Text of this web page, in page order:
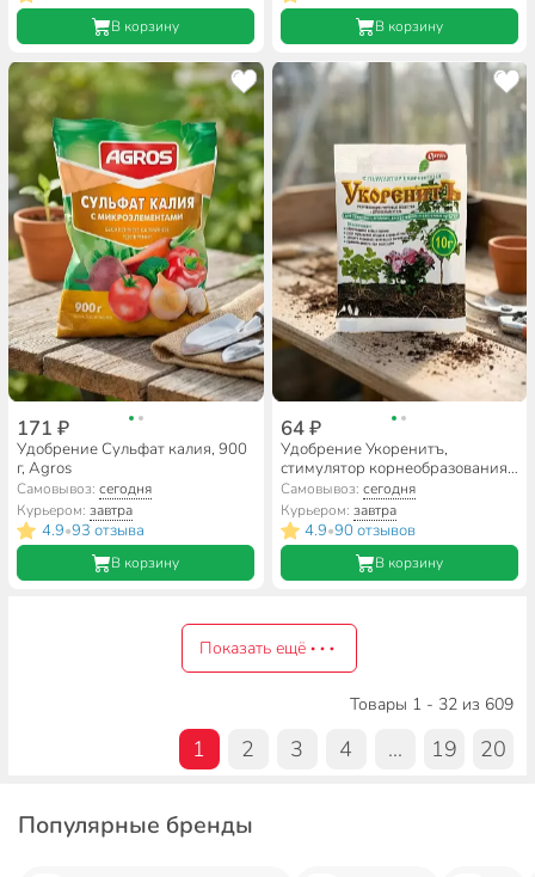
В корзину В корзину
171 ₽
Удобрение Сульфат калия, 900
г, Agros
Самовывоз:сегодня
Курьером:завтра
4.9•93 отзыва
В корзину
64 ₽
Удобрение Укоренитъ,
стимулятор корнеобразования,
10 г, Ортон
Самовывоз: сегодня
Курьером: завтра
4.9•90 отзывов
В корзину
Показать ещё
Товары 1 - 32 из 609
1 2 3 4 ... 19 20
Популярные бренды